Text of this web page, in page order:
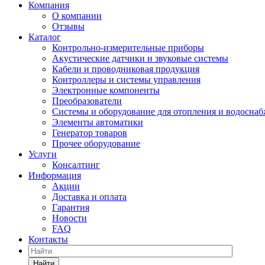
Компания
О компании
Отзывы
Каталог
Контрольно-измерительные приборы
Акустические датчики и звуковые системы
Кабели и проводниковая продукция
Контроллеры и системы управления
Электронные компоненты
Преобразователи
Системы и оборудование для отопления и
Элементы автоматики
Генератор товаров
Прочее оборудование
Услуги
Консалтинг
Информация
Акции
Доставка и оплата
Гарантия
Новости
FAQ
Контакты